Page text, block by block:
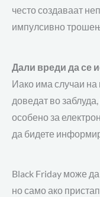
често создаваат
импулсивно
Дали вреди да се
Иако има случаи на
доведат во
особено за
да бидете
Black Friday може
но само ако